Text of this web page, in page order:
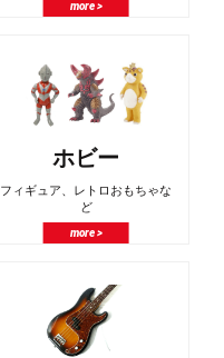
more >
ホビー
フィギュア、レトロおもちゃな
ど
more >